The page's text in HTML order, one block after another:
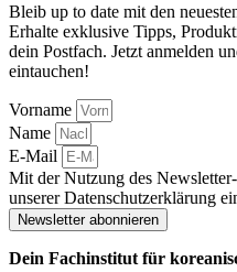
Bleib up to date mit den
Erhalte exklusive Tipps,
dein Postfach. Jetzt anmelden
eintauchen!
Vorname
Name
E-Mail
Mit der Nutzung des
unserer Datenschutzerklärung
Newsletter abonnieren
Dein Fachinstitut für